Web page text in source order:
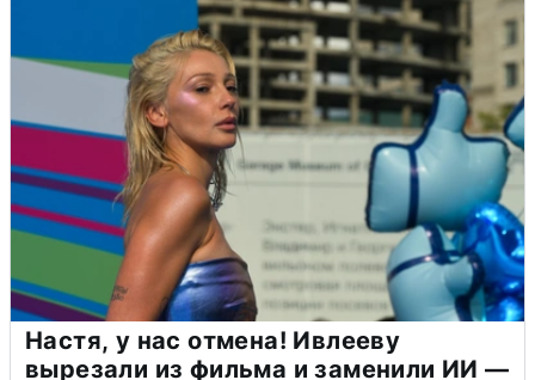
Настя, у нас отмена! Ивлееву
вырезали из фильма и заменили ИИ —